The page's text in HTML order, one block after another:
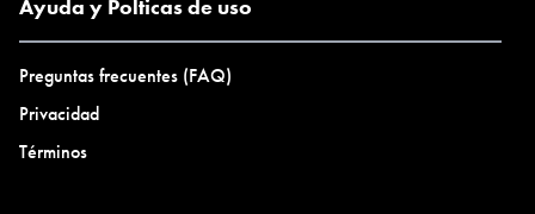
Ayuda y Polticas de uso
Preguntas frecuentes (FAQ)
Privacidad
Términos